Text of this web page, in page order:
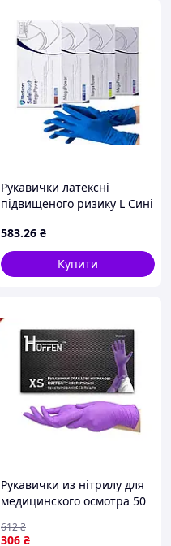
Рукавички латексні
підвищеного ризику L Сині
583.26 ₴
Купити
Рукавички из нітрилу для
медицинского осмотра 50
без пудры и текстуры от
306 ₴
612₴